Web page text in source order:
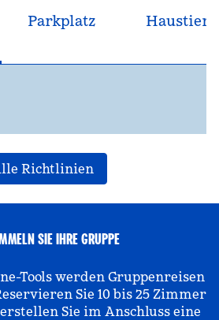
Parkplatz Haustiere
Richtlinien
SIE IHRE GRUPPE
Tools werden Gruppenreisen
Sie 10 bis 25 Zimmer
Sie im Anschluss eine